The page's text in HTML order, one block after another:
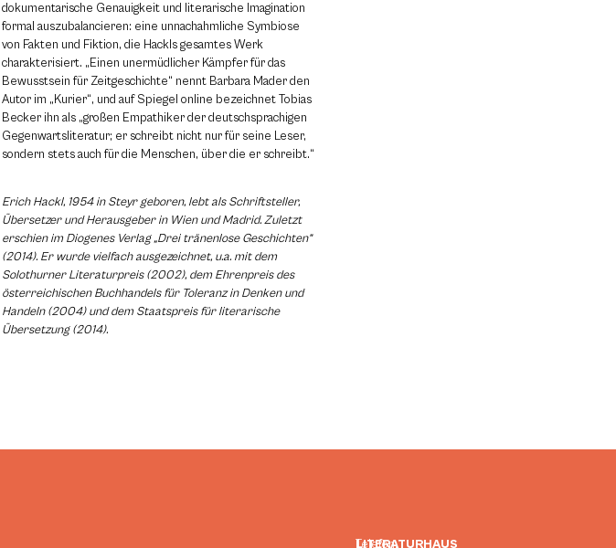
dokumentarische Genauigkeit und literarische Imagination
formal auszubalancieren: eine unnachahmliche Symbiose
von Fakten und Fiktion, die Hackls gesamtes Werk
charakterisiert. „Einen unermüdlicher Kämpfer für das
Bewusstsein für Zeitgeschichte“ nennt Barbara Mader den
Autor im „Kurier“, und auf Spiegel online bezeichnet Tobias
Becker ihn als „großen Empathiker der deutschsprachigen
Gegenwartsliteratur; er schreibt nicht nur für seine Leser,
sondern stets auch für die Menschen, über die er schreibt.“
Erich Hackl, 1954 in Steyr geboren, lebt als Schriftsteller,
Übersetzer und Herausgeber in Wien und Madrid. Zuletzt
erschien im Diogenes Verlag „Drei tränenlose Geschichten“
(2014). Er wurde vielfach ausgezeichnet, u.a. mit dem
Solothurner Literaturpreis (2002), dem Ehrenpreis des
österreichischen Buchhandels für Toleranz in Denken und
Handeln (2004) und dem Staatspreis für literarische
Übersetzung (2014).
LITERATURHAUS
Telefon: